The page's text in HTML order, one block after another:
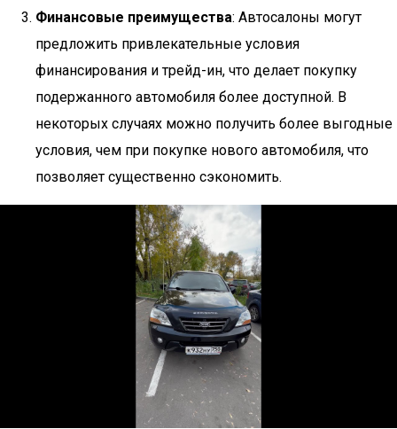
Финансовые преимущества: Автосалоны могут
предложить привлекательные условия
финансирования и трейд-ин, что делает покупку
подержанного автомобиля более доступной. В
некоторых случаях можно получить более выгодные
условия, чем при покупке нового автомобиля, что
позволяет существенно сэкономить.